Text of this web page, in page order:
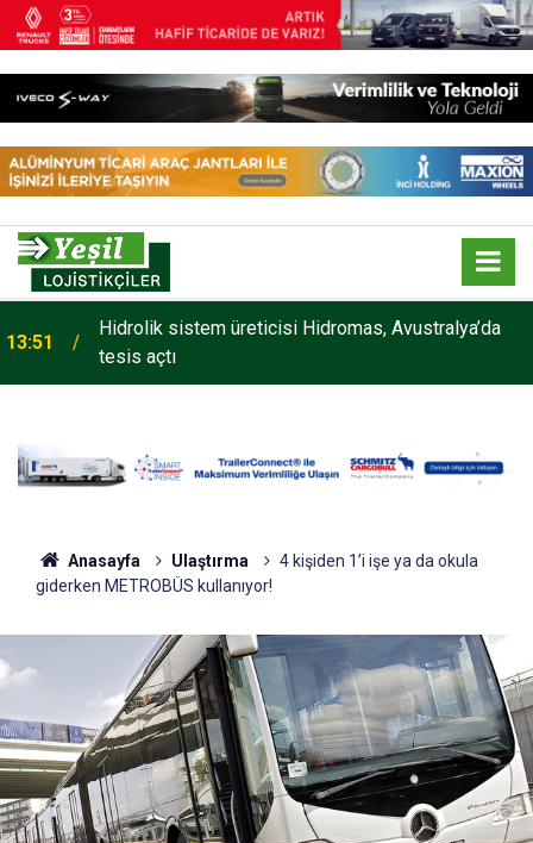
13:51
Hidrolik sistem üreticisi Hidromas, Avustralya’da
tesis açtı
Anasayfa Ulaştırma
4 kişiden 1’i işe ya da okula
giderken METROBÜS kullanıyor!